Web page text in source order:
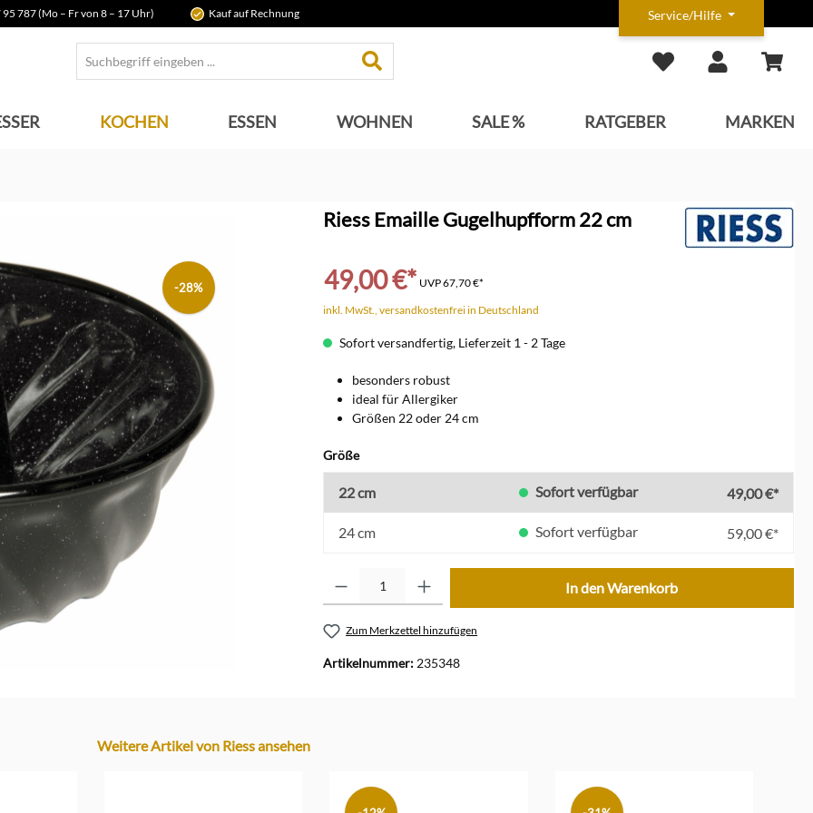
787 (Mo – Fr von 8 – 17 Uhr) Kauf auf Rechnung Service/Hilfe
KOCHEN ESSEN WOHNEN SALE % RATGEBER MARKEN
-28%
Riess Emaille Gugelhupfform 22 cm
49,00 €* UVP67,70 €*
inkl. MwSt., versandkostenfrei in Deutschland
Sofort versandfertig, Lieferzeit 1 - 2 Tage
besonders robust
ideal für Allergiker
Größen 22 oder 24 cm
Größeauswählen
22 cm Sofort verfügbar 49,00 €*
24 cm Sofort verfügbar 59,00 €*
In den Warenkorb
Zum Merkzettel hinzufügen
Artikelnummer: 235348
Weitere Artikel von Riess ansehen